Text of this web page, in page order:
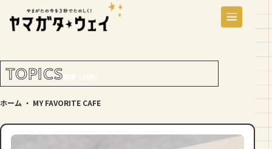
TOPICS 記事（18件）
ホーム ・ MY FAVORITE CAFE